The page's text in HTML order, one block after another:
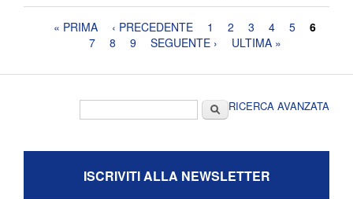
Pagine« PRIMA ‹ PRECEDENTE 1 2 3 4 5
6
7
8 9 SEGUENTE › ULTIMA »
CercaRICERCA AVANZATA
ISCRIVITI ALLA NEWSLETTER